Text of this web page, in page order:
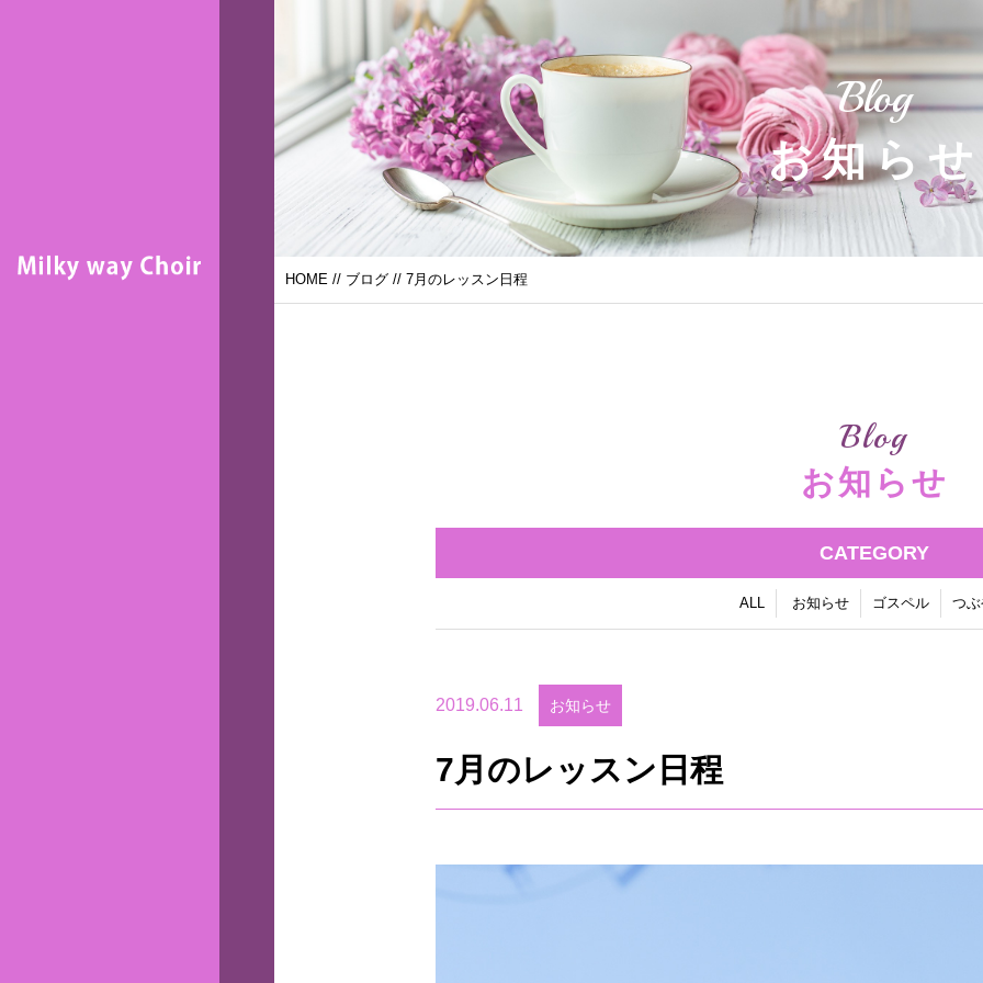
Blog
お知らせ
HOME // ブログ // 7月のレッスン日程
Blog
お知らせ
CATEGORY
ALL お知らせ ゴスペル つ
2019.06.11 お知らせ
7月のレッスン日程